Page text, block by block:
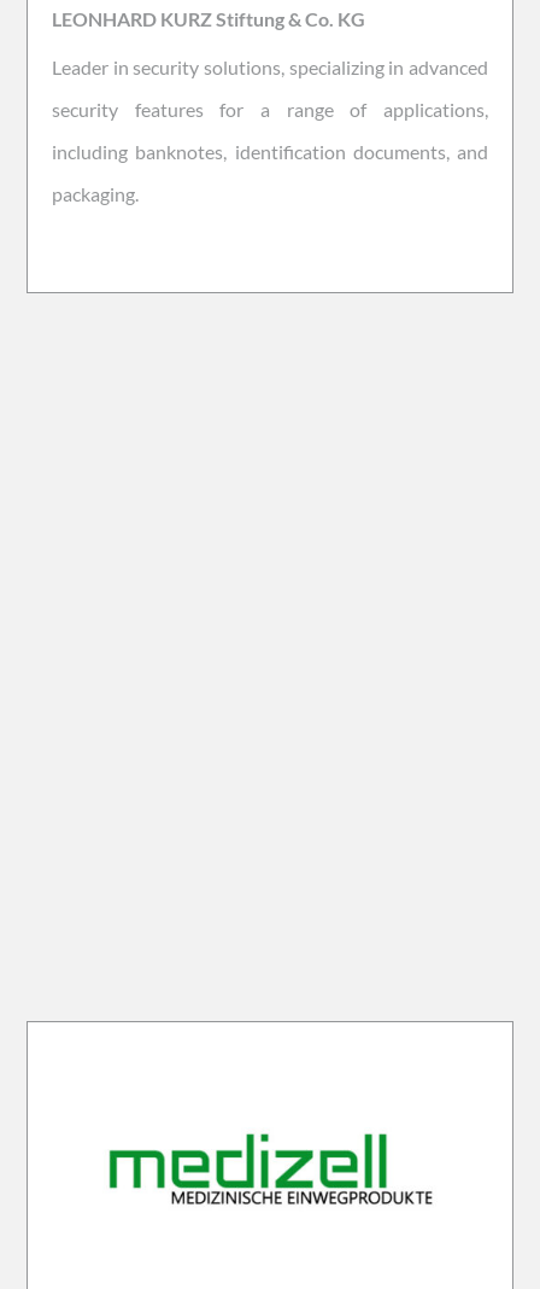
LEONHARD KURZ Stiftung & Co. KG
Leader in security solutions, specializing in advanced
security features for a range of applications,
including banknotes, identification documents, and
packaging.